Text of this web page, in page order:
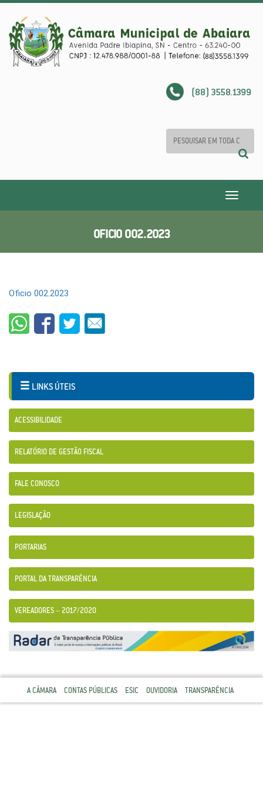
(88) 3558.1399
Toggle
OFICIO 002.2023
Oficio 002.2023
LINKS ÚTEIS
ACESSIBILIDADE
RELATÓRIO DE GESTÃO FISCAL
FALE CONOSCO
LEGISLAÇÃO
PORTARIAS
PORTAL DA TRANSPARÊNCIA
VEREADORES – 2017/2020
A CÂMARA CONTAS PÚBLICAS ESIC OUVIDORIA TRANSPARÊNCIA